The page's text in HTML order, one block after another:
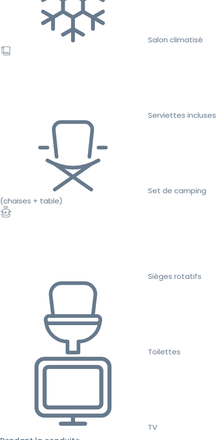
Salon climatisé
Serviettes incluses
Set de camping
(chaises + table)
Sièges rotatifs
Toilettes
TV